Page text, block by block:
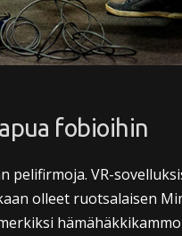
fobioihin
pelifirmoja. VR-
olleet ruotsalaisen